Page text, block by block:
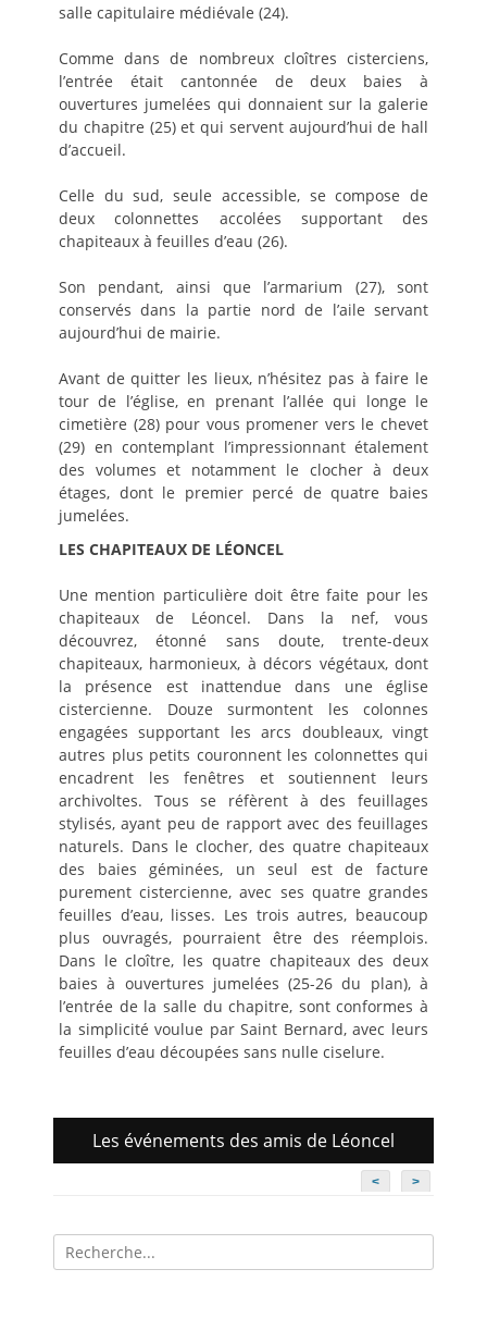
salle capitulaire médiévale (24).
Comme dans de nombreux cloîtres cisterciens,
l’entrée était cantonnée de deux baies à
ouvertures jumelées qui donnaient sur la galerie
du chapitre (25) et qui servent aujourd’hui de hall
d’accueil.
Celle du sud, seule accessible, se compose de
deux colonnettes accolées supportant des
chapiteaux à feuilles d’eau (26).
Son pendant, ainsi que l’armarium (27), sont
conservés dans la partie nord de l’aile servant
aujourd’hui de mairie.
Avant de quitter les lieux, n’hésitez pas à faire le
tour de l’église, en prenant l’allée qui longe le
cimetière (28) pour vous promener vers le chevet
(29) en contemplant l’impressionnant étalement
des volumes et notamment le clocher à deux
étages, dont le premier percé de quatre baies
jumelées.
LES CHAPITEAUX DE LÉONCEL
Une mention particulière doit être faite pour les
chapiteaux de Léoncel. Dans la nef, vous
découvrez, étonné sans doute, trente-deux
chapiteaux, harmonieux, à décors végétaux, dont
la présence est inattendue dans une église
cistercienne. Douze surmontent les colonnes
engagées supportant les arcs doubleaux, vingt
autres plus petits couronnent les colonnettes qui
encadrent les fenêtres et soutiennent leurs
archivoltes. Tous se réfèrent à des feuillages
stylisés, ayant peu de rapport avec des feuillages
naturels. Dans le clocher, des quatre chapiteaux
des baies géminées, un seul est de facture
purement cistercienne, avec ses quatre grandes
feuilles d’eau, lisses. Les trois autres, beaucoup
plus ouvragés, pourraient être des réemplois.
Dans le cloître, les quatre chapiteaux des deux
baies à ouvertures jumelées (25-26 du plan), à
l’entrée de la salle du chapitre, sont conformes à
la simplicité voulue par Saint Bernard, avec leurs
feuilles d’eau découpées sans nulle ciselure.
Les événements des amis de Léoncel
< >
Recherche
pour: